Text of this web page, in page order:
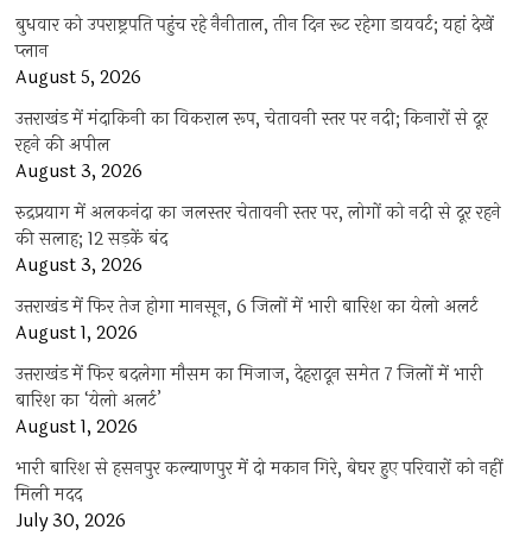
बुधवार को उपराष्ट्रपति पहुंच रहे नैनीताल, तीन दिन रूट रहेगा डायवर्ट; यहां देखें
प्‍लान
August 5, 2026
उत्तराखंड में मंदाकिनी का विकराल रूप, चेतावनी स्तर पर नदी; किनारों से दूर
रहने की अपील
August 3, 2026
रुद्रप्रयाग में अलकनंदा का जलस्तर चेतावनी स्तर पर, लोगों को नदी से दूर रहने
की सलाह; 12 सड़कें बंद
August 3, 2026
उत्तराखंड में फिर तेज होगा मानसून, 6 जिलों में भारी बारिश का येलो अलर्ट
August 1, 2026
उत्तराखंड में फिर बदलेगा मौसम का मिजाज, देहरादून समेत 7 जिलों में भारी
बारिश का ‘येलो अलर्ट’
August 1, 2026
भारी बारिश से हसनपुर कल्याणपुर में दो मकान गिरे, बेघर हुए परिवारों को नहीं
मिली मदद
July 30, 2026